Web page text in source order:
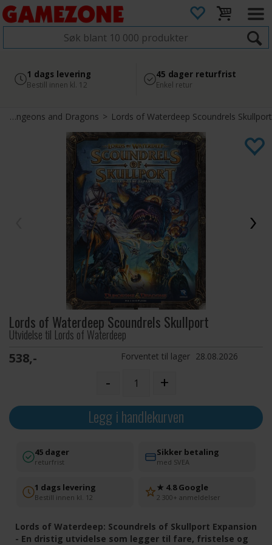
2 300+ anmeldelser på
Google
Sikker betaling
med Svea
1 dags levering
Bestill innen kl. 12
45 dager returfrist
Enkel retur
Dungeons and Dragons> Lords of Waterdeep Scoundrels Skullport
Lords of Waterdeep Scoundrels Skullport
Utvidelse til Lords of Waterdeep
538,- Forventet til lager 28.08.2026
- +
Legg i handlekurven
45 dager
returfrist
Sikker betaling
med SVEA
1 dags levering
Bestill innen kl. 12
★ 4.8 Google
2 300+ anmeldelser
Lords of Waterdeep: Scoundrels of Skullport Expansion
- En dristig utvidelse som legger til fare, fristelse og